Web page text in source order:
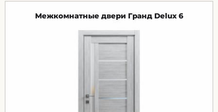
Межкомнатные двери Гранд Delux 6